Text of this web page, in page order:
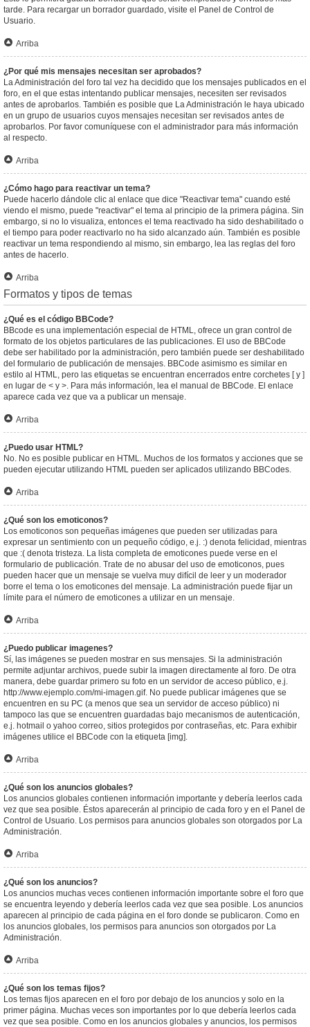
tarde. Para recargar un borrador guardado, visite el Panel de Control de
Usuario.
Arriba
¿Por qué mis mensajes necesitan ser aprobados?
La Administración del foro tal vez ha decidido que los mensajes publicados en el
foro, en el que estas intentando publicar mensajes, necesiten ser revisados
antes de aprobarlos. También es posible que La Administración le haya ubicado
en un grupo de usuarios cuyos mensajes necesitan ser revisados antes de
aprobarlos. Por favor comuníquese con el administrador para más información
al respecto.
Arriba
¿Cómo hago para reactivar un tema?
Puede hacerlo dándole clic al enlace que dice "Reactivar tema" cuando esté
viendo el mismo, puede "reactivar" el tema al principio de la primera página. Sin
embargo, si no lo visualiza, entonces el tema reactivado ha sido deshabilitado o
el tiempo para poder reactivarlo no ha sido alcanzado aún. También es posible
reactivar un tema respondiendo al mismo, sin embargo, lea las reglas del foro
antes de hacerlo.
Arriba
Formatos y tipos de temas
¿Qué es el código BBCode?
BBcode es una implementación especial de HTML, ofrece un gran control de
formato de los objetos particulares de las publicaciones. El uso de BBCode
debe ser habilitado por la administración, pero también puede ser deshabilitado
del formulario de publicación de mensajes. BBCode asimismo es similar en
estilo al HTML, pero las etiquetas se encuentran encerrados entre corchetes [ y ]
en lugar de < y >. Para más información, lea el manual de BBCode. El enlace
aparece cada vez que va a publicar un mensaje.
Arriba
¿Puedo usar HTML?
No. No es posible publicar en HTML. Muchos de los formatos y acciones que se
pueden ejecutar utilizando HTML pueden ser aplicados utilizando BBCodes.
Arriba
¿Qué son los emoticonos?
Los emoticonos son pequeñas imágenes que pueden ser utilizadas para
expresar un sentimiento con un pequeño código, e.j. :) denota felicidad, mientras
que :( denota tristeza. La lista completa de emoticones puede verse en el
formulario de publicación. Trate de no abusar del uso de emoticonos, pues
pueden hacer que un mensaje se vuelva muy difícil de leer y un moderador
borre el tema o los emoticones del mensaje. La administración puede fijar un
límite para el número de emoticones a utilizar en un mensaje.
Arriba
¿Puedo publicar imagenes?
Sí, las imágenes se pueden mostrar en sus mensajes. Si la administración
permite adjuntar archivos, puede subir la imagen directamente al foro. De otra
manera, debe guardar primero su foto en un servidor de acceso público, e.j.
http://www.ejemplo.com/mi-imagen.gif. No puede publicar imágenes que se
encuentren en su PC (a menos que sea un servidor de acceso público) ni
tampoco las que se encuentren guardadas bajo mecanismos de autenticación,
e.j. hotmail o yahoo correo, sitios protegidos por contraseñas, etc. Para exhibir
imágenes utilice el BBCode con la etiqueta [img].
Arriba
¿Qué son los anuncios globales?
Los anuncios globales contienen información importante y debería leerlos cada
vez que sea posible. Éstos aparecerán al principio de cada foro y en el Panel de
Control de Usuario. Los permisos para anuncios globales son otorgados por La
Administración.
Arriba
¿Qué son los anuncios?
Los anuncios muchas veces contienen información importante sobre el foro que
se encuentra leyendo y debería leerlos cada vez que sea posible. Los anuncios
aparecen al principio de cada página en el foro donde se publicaron. Como en
los anuncios globales, los permisos para anuncios son otorgados por La
Administración.
Arriba
¿Qué son los temas fijos?
Los temas fijos aparecen en el foro por debajo de los anuncios y solo en la
primer página. Muchas veces son importantes por lo que debería leerlos cada
vez que sea posible. Como en los anuncios globales y anuncios, los permisos